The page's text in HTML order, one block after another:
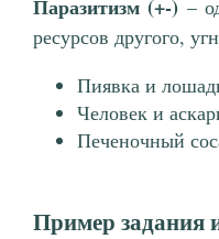
Паразитизм (+-) –
ресурсов другого,
Пиявка и
Человек и
Печеночный
Пример